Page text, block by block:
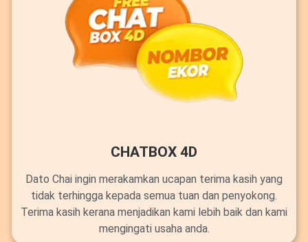
CHATBOX 4D
Dato Chai ingin merakamkan ucapan terima kasih yang
tidak terhingga kepada semua tuan dan penyokong.
Terima kasih kerana menjadikan kami lebih baik dan kami
mengingati usaha anda.